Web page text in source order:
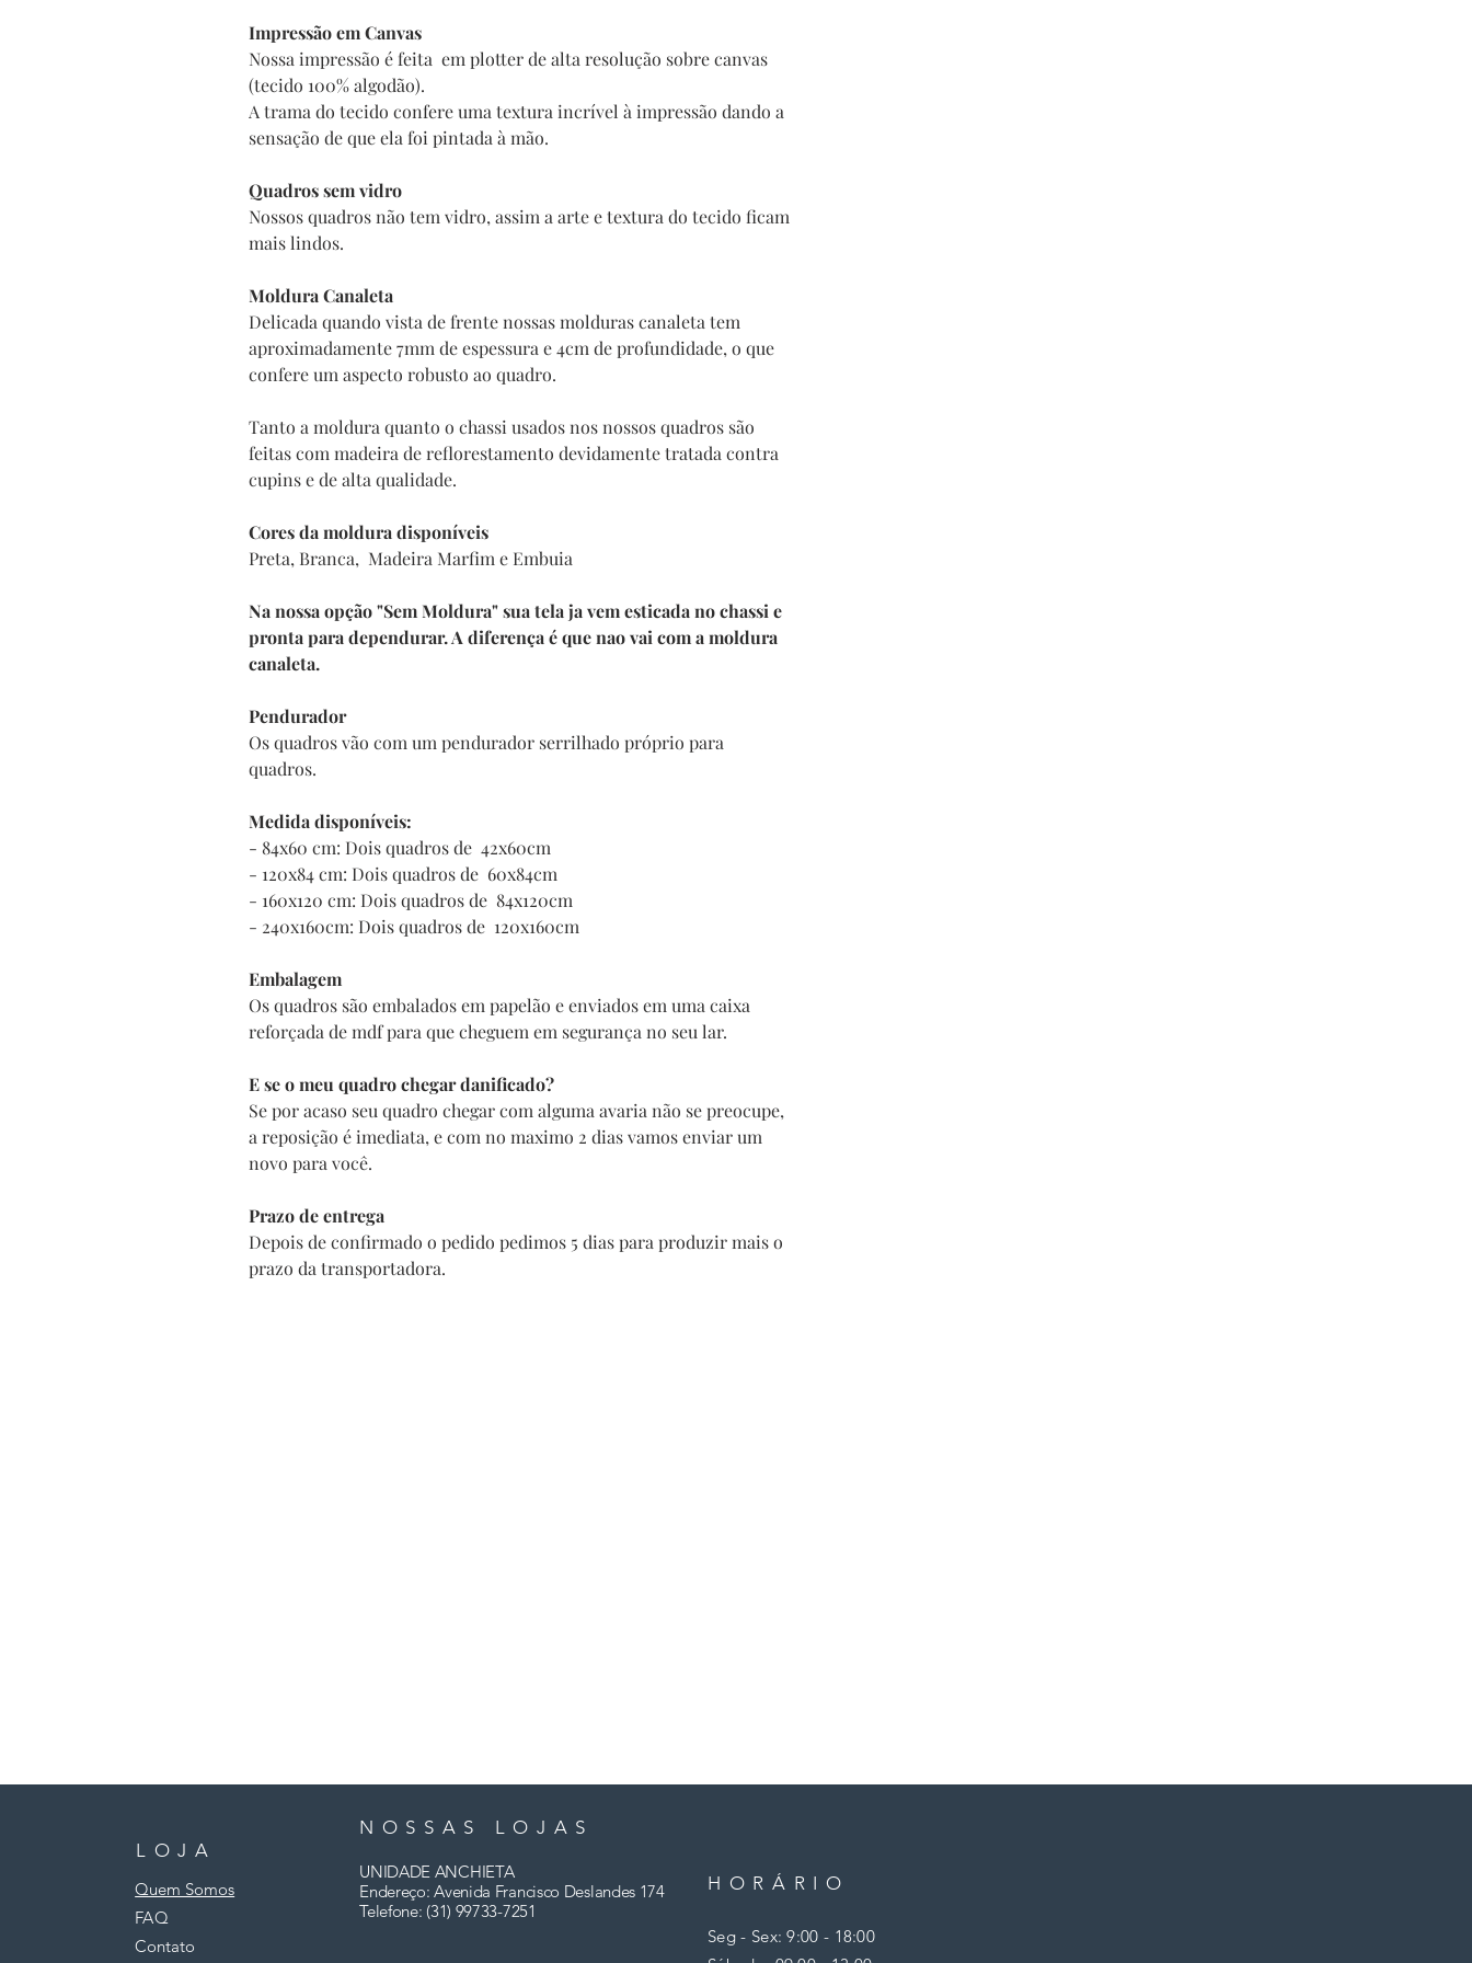
Impressão em Canvas
Nossa impressão é feita em plotter de alta resolução sobre canvas
(tecido 100% algodão).
A trama do tecido confere uma textura incrível à impressão dando a
sensação de que ela foi pintada à mão.
Quadros sem vidro
Nossos quadros não tem vidro, assim a arte e textura do tecido ficam
mais lindos.
Moldura Canaleta
Delicada quando vista de frente nossas molduras canaleta tem
aproximadamente 7mm de espessura e 4cm de profundidade, o que
confere um aspecto robusto ao quadro.
Tanto a moldura quanto o chassi usados nos nossos quadros são
feitas com madeira de reflorestamento devidamente tratada contra
cupins e de alta qualidade.
Cores da moldura disponíveis
Preta, Branca, Madeira Marfim e Embuia
Na nossa opção "Sem Moldura" sua tela ja vem esticada no chassi e
pronta para dependurar. A diferença é que nao vai com a moldura
canaleta.
Pendurador
Os quadros vão com um pendurador serrilhado próprio para
quadros.
Medida disponíveis:
- 84x60 cm: Dois quadros de 42x60cm
- 120x84 cm: Dois quadros de 60x84cm
- 160x120 cm: Dois quadros de 84x120cm
- 240x160cm: Dois quadros de 120x160cm
Embalagem
Os quadros são embalados em papelão e enviados em uma caixa
reforçada de mdf para que cheguem em segurança no seu lar.
E se o meu quadro chegar danificado?
Se por acaso seu quadro chegar com alguma avaria não se preocupe,
a reposição é imediata, e com no maximo 2 dias vamos enviar um
novo para você.
Prazo de entrega
Depois de confirmado o pedido pedimos 5 dias para produzir mais o
prazo da transportadora.
LOJA
NOSSAS LOJAS
Quem Somos
FAQ
Contato
UNIDADE ANCHIETA
Endereço: Avenida Francisco Deslandes 174
Telefone: (31) 99733-7251
Seg - Sex: 9:00 - 18:00
HORÁRIO